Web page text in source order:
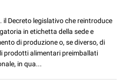
il Decreto legislativo che reintroduce
in etichetta della sede e
di produzione o, se diverso, di
prodotti alimentari preimballati
in qua...